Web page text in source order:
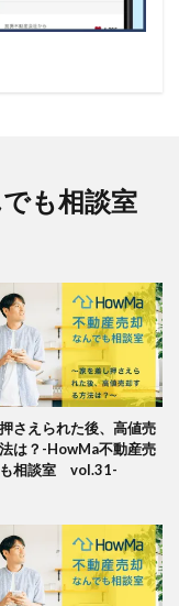
でも相談室
さえられた後、高値売
は？-HowMa不動産売
相談室 vol.31-